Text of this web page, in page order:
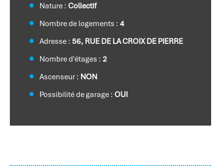
Nature : Collectif
Nombre de logements : 4
Adresse : 56, RUE DE LA CROIX DE PIERRE
Nombre d'étages : 2
Ascenseur : NON
Possibilité de garage : OUI